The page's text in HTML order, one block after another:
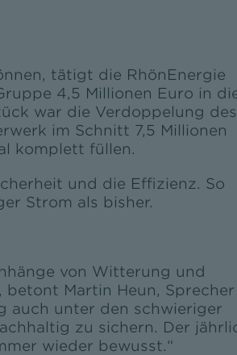
tätigt die RhönEnergie
4,5 Millionen Euro in
war die Verdoppelung des
im Schnitt 7,5 Millionen
komplett füllen.
und die Effizienz. So
Strom als bisher.
von Witterung und
Martin Heun, Sprecher
auch unter den schwieriger
zu sichern. Der
wieder bewusst.“